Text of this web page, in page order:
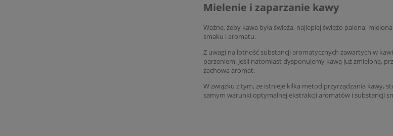
Mielenie i zaparzanie kawy
Ważne, żeby kawa była świeża, najlepiej świeżo palona,
smaku i aromatu.
Z uwagi na lotność substancji aromatycznych zawartych w
parzeniem. Jeśli natomiast dysponujemy kawą już zmieloną,
zachowa aromat.
W związku z tym, że istnieje kilka metod przyrządzania kawy,
samym warunki optymalnej ekstrakcji aromatów i substancji